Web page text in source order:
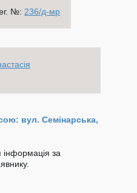
№: 236/д-мр
вул. Семінарська,
за